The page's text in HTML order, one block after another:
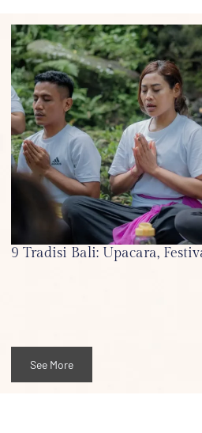
9 Tradisi Bali: Upacara,
See More